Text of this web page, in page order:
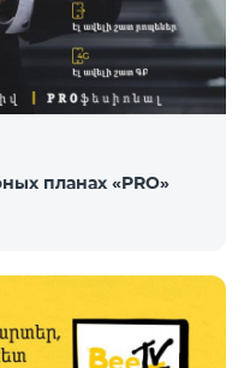
планах «PRO»